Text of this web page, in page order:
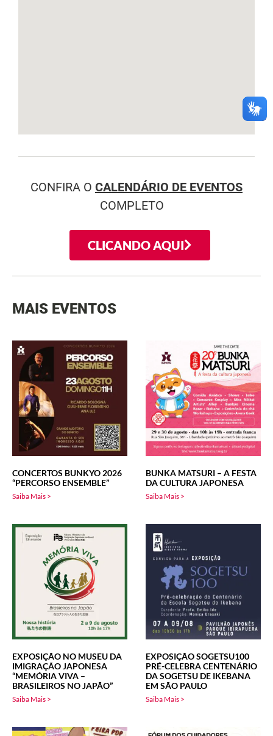
CONFIRA O CALENDÁRIO DE EVENTOS
COMPLETO
CLICANDO AQUI
MAIS EVENTOS
CONCERTOS BUNKYO 2026
“PERCORSO ENSEMBLE”
Saiba Mais >
BUNKA MATSURI – A FESTA
DA CULTURA JAPONESA
Saiba Mais >
EXPOSIÇÃO NO MUSEU DA
IMIGRAÇÃO JAPONESA
“MEMÓRIA VIVA –
BRASILEIROS NO JAPÃO”
Saiba Mais >
EXPOSIÇÃO SOGETSU100
PRÉ-CELEBRA CENTENÁRIO
DA SOGETSU DE IKEBANA
EM SÃO PAULO
Saiba Mais >